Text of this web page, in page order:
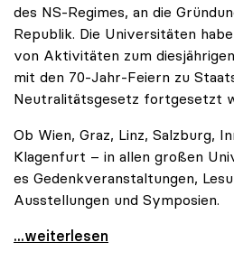
des NS-Regimes, an die
Republik. Die Universitäten
von Aktivitäten zum
mit den 70-Jahr-Feiern zu
Neutralitätsgesetz fortgesetzt
Ob Wien, Graz, Linz, Salzburg,
Klagenfurt – in allen großen
es Gedenkveranstaltungen,
Ausstellungen und Symposien.
uniko-Präsidentin Brigitte
...weiterlesen